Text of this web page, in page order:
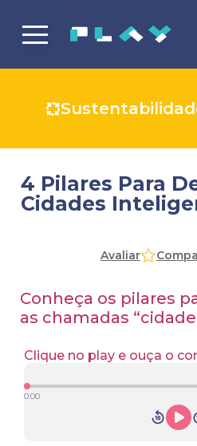
4 Pilares Para
Cidades
cadastro
Avaliar
Conheça os pilares
as chamadas
Clique no play e ouça o
0:00